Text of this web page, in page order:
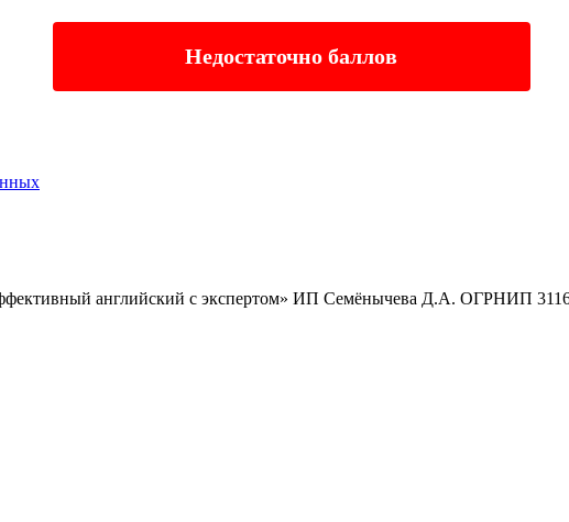
Недостаточно баллов
английский с экспертом» ИП Семёнычева Д.А. ОГРНИП